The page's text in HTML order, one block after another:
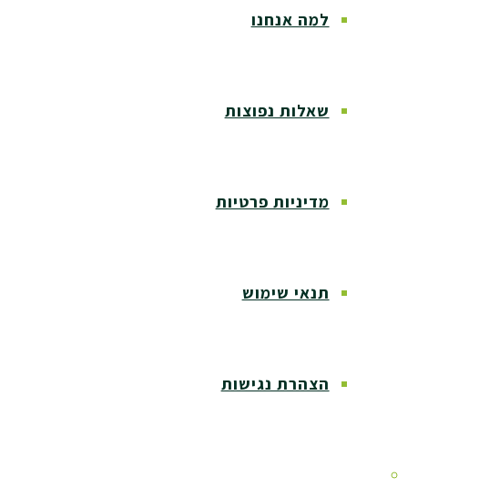
למה אנחנו
שאלות נפוצות
מדיניות פרטיות
תנאי שימוש
הצהרת נגישות